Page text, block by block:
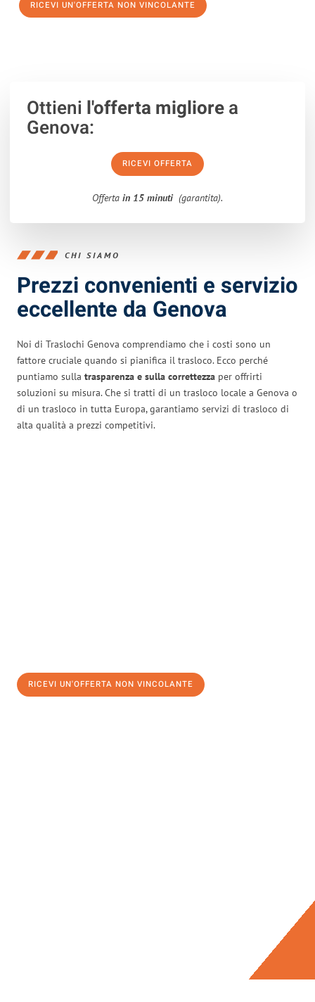
RICEVI UN'OFFERTA NON VINCOLANTE
Ottieni l'offerta migliorea
Genova:
RICEVI OFFERTA
Offerta in 15 minuti (garantita).
CHI SIAMO
Prezzi convenienti e servizio
eccellente da Genova
Noi di Traslochi Genova comprendiamo che i costi sono un
fattore cruciale quando si pianifica il trasloco. Ecco perché
puntiamo sulla trasparenza e sulla correttezza per offrirti
soluzioni su misura. Che si tratti di un trasloco locale a Genova o
di un trasloco in tutta Europa, garantiamo servizi di trasloco di
alta qualità a prezzi competitivi.
RICEVI UN'OFFERTA NON VINCOLANTE